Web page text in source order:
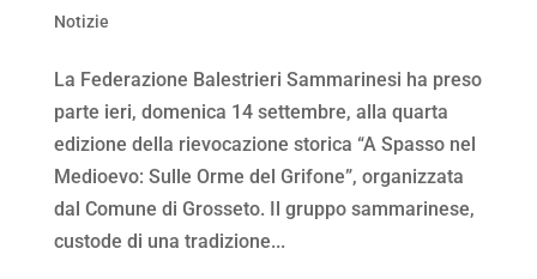
Notizie
La Federazione Balestrieri Sammarinesi ha preso
parte ieri, domenica 14 settembre, alla quarta
edizione della rievocazione storica “A Spasso nel
Medioevo: Sulle Orme del Grifone”, organizzata
dal Comune di Grosseto. Il gruppo sammarinese,
custode di una tradizione...